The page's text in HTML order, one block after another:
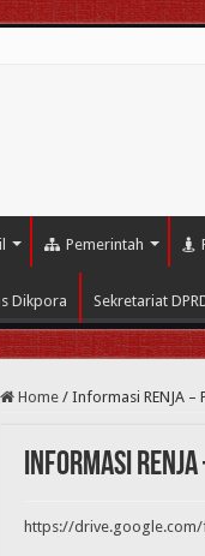
Pemerintah
Dikpora Sekretariat
Home / Informasi RENJA –
Informasi RENJA
https://drive.google.com/